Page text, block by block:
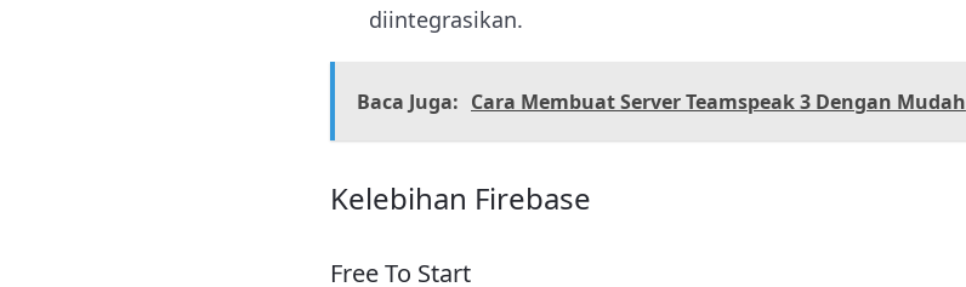
diintegrasikan.
Baca Juga: Cara Membuat Server Teamspeak 3 Dengan Mudah
Kelebihan Firebase
Free To Start